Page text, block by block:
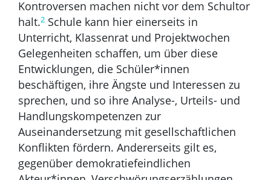
Kontroversen machen nicht vor dem Schultor
halt.2 Schule kann hier einerseits in
Unterricht, Klassenrat und Projektwochen
Gelegenheiten schaffen, um über diese
Entwicklungen, die Schüler*innen
beschäftigen, ihre Ängste und Interessen zu
sprechen, und so ihre Analyse-, Urteils- und
Handlungskompetenzen zur
Auseinandersetzung mit gesellschaftlichen
Konflikten fördern. Andererseits gilt es,
gegenüber demokratiefeindlichen